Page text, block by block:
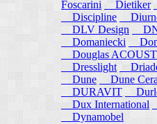
Foscarini
Dietiker
Discipline
DLV Design
Domaniecki
Douglas
Dresslight
Dune
Dune
DURAVIT
Dux International
Dynamobel